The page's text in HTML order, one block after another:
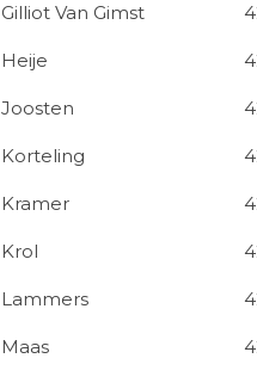
Gilliot Van Gimst
Heije
Joosten
Korteling
Kramer
Krol
Lammers
Maas